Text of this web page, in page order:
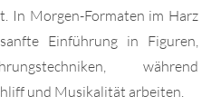
In Morgen-Formaten im Harz
Einführung in Figuren,
während
und Musikalität arbeiten.